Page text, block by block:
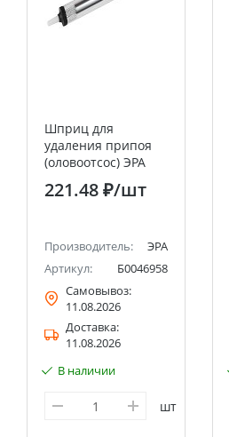
Шприц для
удаления припоя
(оловоотсос) ЭРА
(200/2400)
221.48 ₽/шт
Производитель:
ЭРА
Артикул:
Б0046958
Самовывоз:
11.08.2026
Доставка:
11.08.2026
В наличии
шт